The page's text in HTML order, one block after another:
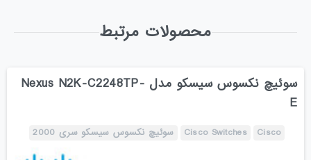
محصولات مرتبط
سوئیچ نکسوس سیسکو مدل Nexus N2K-C2248TP-
E
Cisco
Cisco Switches سوئیچ نکسوس سیسکو سری 2000